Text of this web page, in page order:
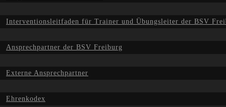
Interventionsleitfaden für Trainer und Übungsleiter der BSV
Ansprechpartner der BSV Freiburg
Externe Ansprechpartner
Ehrenkodex